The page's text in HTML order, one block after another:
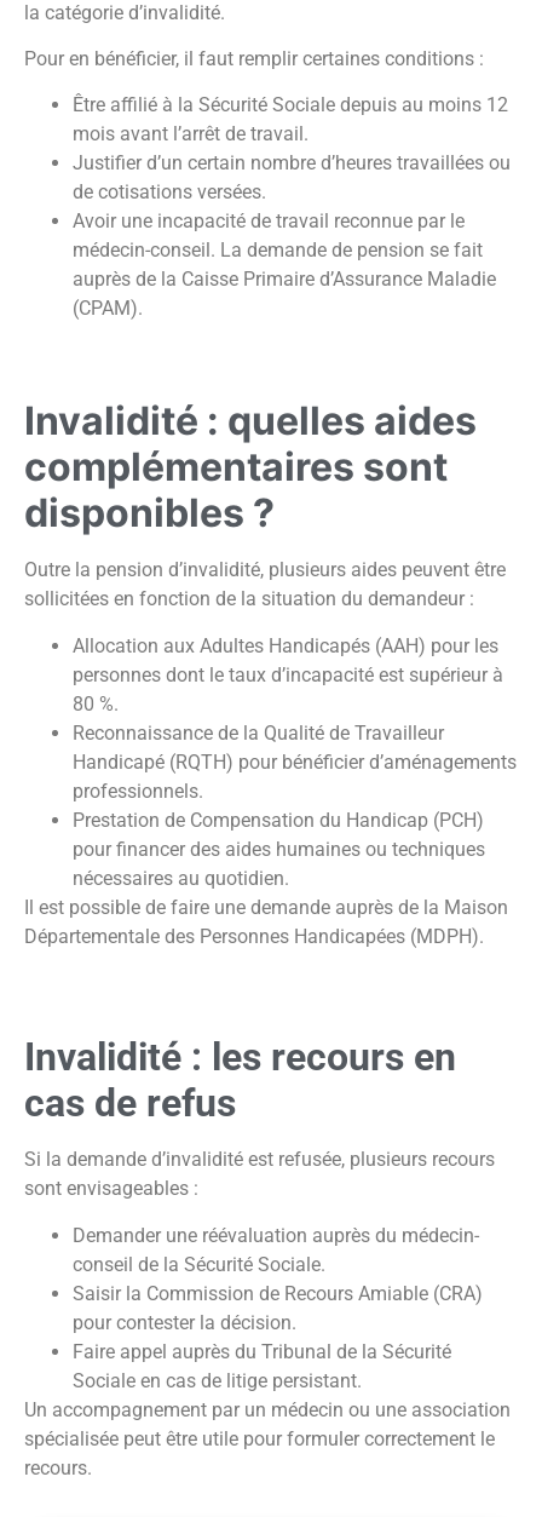
la catégorie d’invalidité.
Pour en bénéficier, il faut remplir certaines conditions :
Être affilié à la Sécurité Sociale depuis au moins 12
mois avant l’arrêt de travail.
Justifier d’un certain nombre d’heures travaillées ou
de cotisations versées.
Avoir une incapacité de travail reconnue par le
médecin-conseil. La demande de pension se fait
auprès de la Caisse Primaire d’Assurance Maladie
(CPAM).
Invalidité : quelles aides
complémentaires sont
disponibles ?
Outre la pension d’invalidité, plusieurs aides peuvent être
sollicitées en fonction de la situation du demandeur :
Allocation aux Adultes Handicapés (AAH) pour les
personnes dont le taux d’incapacité est supérieur à
80 %.
Reconnaissance de la Qualité de Travailleur
Handicapé (RQTH) pour bénéficier d’aménagements
professionnels.
Prestation de Compensation du Handicap (PCH)
pour financer des aides humaines ou techniques
nécessaires au quotidien.
Il est possible de faire une demande auprès de la Maison
Départementale des Personnes Handicapées (MDPH).
Invalidité : les recours en
cas de refus
Si la demande d’invalidité est refusée, plusieurs recours
sont envisageables :
Demander une réévaluation auprès du médecin-
conseil de la Sécurité Sociale.
Saisir la Commission de Recours Amiable (CRA)
pour contester la décision.
Faire appel auprès du Tribunal de la Sécurité
Sociale en cas de litige persistant.
Un accompagnement par un médecin ou une association
spécialisée peut être utile pour formuler correctement le
recours.